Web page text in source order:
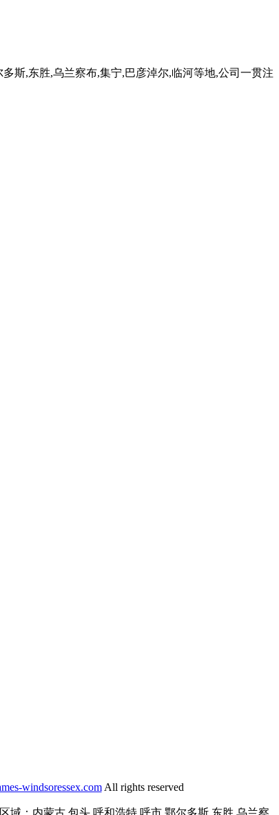
斯,东胜,乌兰察布,集宁,巴彦淖尔,临河等地,公司一贯注
windsoressex.comAll rights reserved
域：内蒙古,包头,呼和浩特,呼市,鄂尔多斯,东胜,乌兰察